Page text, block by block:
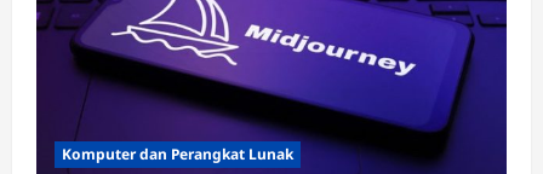
Komputer dan Perangkat Lunak